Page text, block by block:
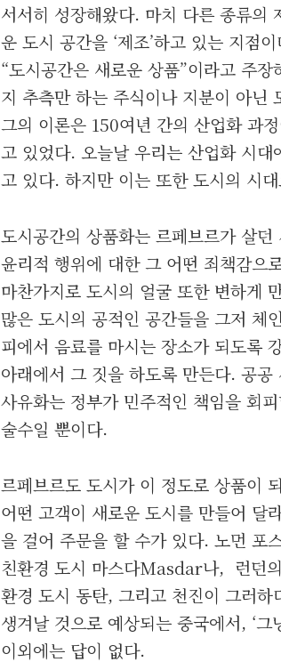
서서히 성장해왔다. 마치 다른 종류의
운 도시 공간을 ‘제조’하고 있는 지점
“도시공간은 새로운 상품”이라고 주
지 추측만 하는 주식이나 지분이 아닌
그의 이론은 150여년 간의 산업화 과
고 있었다. 오늘날 우리는 산업화 시
고 있다. 하지만 이는 또한 도시의 시
도시공간의 상품화는 르페브르가 살
윤리적 행위에 대한 그 어떤 죄책감으
마찬가지로 도시의 얼굴 또한 변하게
많은 도시의 공적인 공간들을 그저 체
피에서 음료를 마시는 장소가 되도록
아래에서 그 짓을 하도록 만든다. 공
사유화는 정부가 민주적인 책임을 회
술수일 뿐이다.
르페브르도 도시가 이 정도로 상품이
어떤 고객이 새로운 도시를 만들어 달
을 걸어 주문을 할 수가 있다. 노먼
친환경 도시 마스다Masdar나, 런던
환경 도시 동탄, 그리고 천진이 그러
생겨날 것으로 예상되는 중국에서, ‘
이외에는 답이 없다.